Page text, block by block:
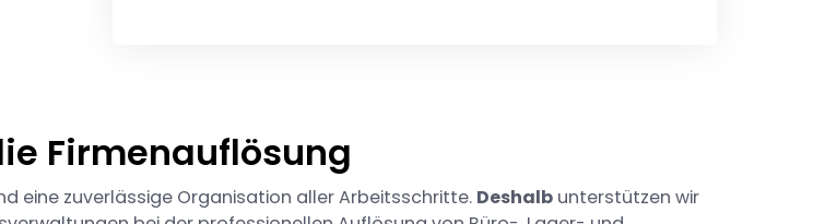
Firmenauflösung
eine zuverlässige Organisation aller Arbeitsschritte. Deshalb unterstützen wir